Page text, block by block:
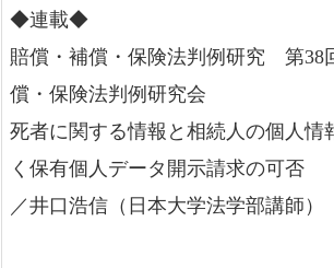
◆連載◆
賠償・補償・保険法判例研究 第
償・保険法判例研究会
死者に関する情報と相続人の個人情
く保有個人データ開示請求の可否
／井口浩信（日本大学法学部講師）